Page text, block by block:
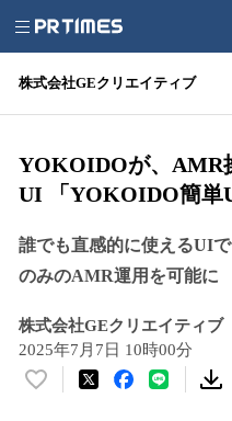
株式会社GEクリエイティブ
YOKOIDOが、AMR
UI 「YOKOIDO簡単
誰でも直感的に使えるUI
のみのAMR運用を可能に
株式会社GEクリエイティブ
2025年7月7日 10時00分
い